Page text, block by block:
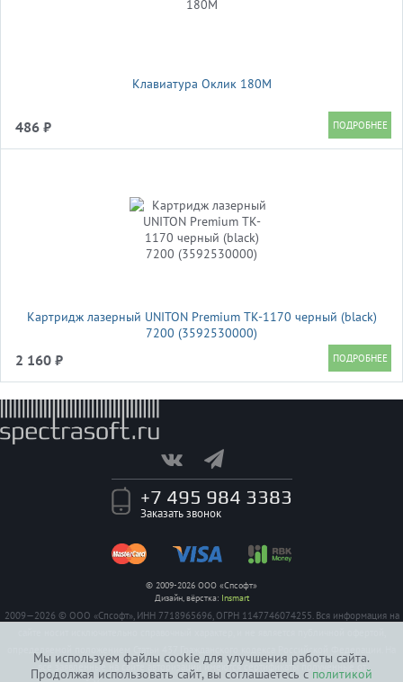
Мы используем файлы cookie для улучшения работы сайта.
Продолжая использовать сайт, вы соглашаетесь с политикой
Клавиатура Оклик 180M
486 ₽
Картридж лазерный UNITON Premium TK-1170 черный (black)
7200 (3592530000)
2 160 ₽
+7 495 984 3383
Заказать звонок
© 2009-2026 ООО «Спсофт»
Дизайн, вёрстка: Insmart
2009—2026 © ООО «Спсофт», ИНН 7718965696, ОГРН 1147746074255. Вся информация на
определяемой положением Статьи 437 Гражданского кодекса Российской Федерации. На
все заявленные на сайте авторизации имеются сертификаты полученные от